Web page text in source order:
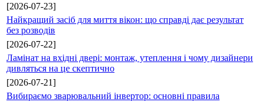
[2026-07-23]
Найкращий засіб для миття вікон: що справді дає результат
без розводів
[2026-07-22]
Ламінат на вхідні двері: монтаж, утеплення і чому дизайнери
дивляться на це скептично
[2026-07-21]
Вибираємо зварювальний інвертор: основні правила